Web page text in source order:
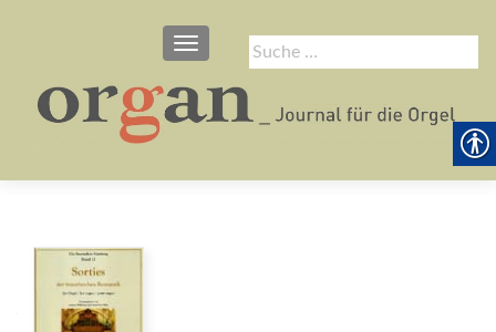
Suche
nach:
SCHALTE NAVIGATION